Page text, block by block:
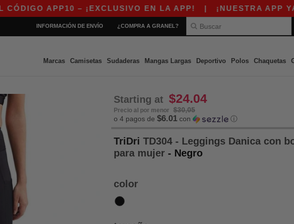
APP10 – ¡EXCLUSIVO EN LA APP!|¡NUESTRA APP YA
INFORMACIÓN DE ENVÍO ¿COMPRA A GRANEL?
Marcas Camisetas Sudaderas Mangas Largas Deportivo Polos Chaquetas
Starting at $24.04
Precio al por menor
$30,05
o 4 pagos de $6.01 con ⓘ
TriDri TD304 - Leggings Danica con
para mujer - Negro
color